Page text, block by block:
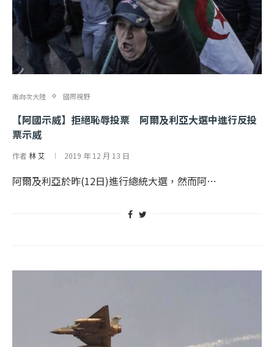
南向次大陸 國際視野
【阿國示威】拒絕恥辱投票 阿爾及利亞大選中進行反投
票示威
作者林 艾 2019 年 12 月 13 日
阿爾及利亞於昨(12日)進行總統大選，然而阿…